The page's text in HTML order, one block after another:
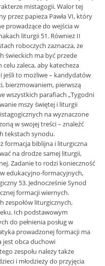
mistagogii. Walor tej
przez papieża Pawła VI, który
prowadzące do wejścia w
liturgii 51. Również II
roboczych zaznacza, że
świeckich ma być przede
zaleca, aby katecheza
jeśli to możliwe – kandydatów
bierzmowaniem, pierwszą
wszystkich parafiach „Tygodni
mszy świętej i liturgii
na wyznaczone
w swojej treści – znaleźć
tekstach synodu.
formacja biblijna i liturgiczna
na drodze samej liturgii,
Zadanie to rodzi konieczność
edukacyjno-formacyjnych,
53. Jednocześnie Synod
formacji wiernych.
zespołów liturgicznych,
Ich podstawowym
do pełnienia posług w
prowadzonej formacji ma
jest obca duchowi
zespołu należy także
i młodzieży do przyjęcia